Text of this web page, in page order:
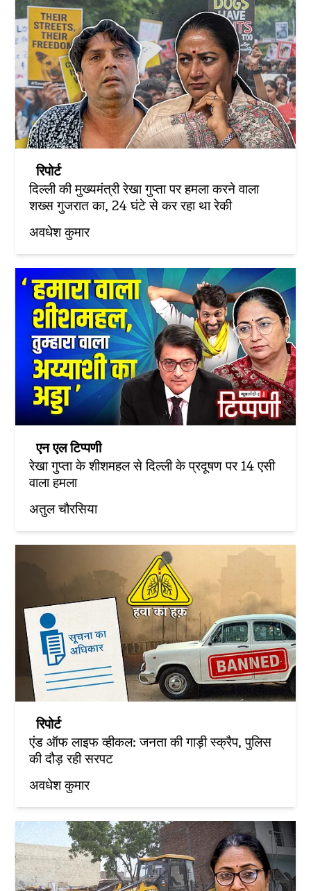
रिपोर्ट
दिल्ली की मुख्यमंत्री रेखा गुप्ता पर हमला करने वाला
शख्स गुजरात का, 24 घंटे से कर रहा था रेकी
अवधेश कुमार
एन एल टिप्पणी
रेखा गुप्ता के शीशमहल से दिल्ली के प्रदूषण पर 14 एसी
वाला हमला
अतुल चौरसिया
रिपोर्ट
एंड ऑफ लाइफ व्हीकल: जनता की गाड़ी स्क्रैप, पुलिस
की दौड़ रही सरपट
अवधेश कुमार